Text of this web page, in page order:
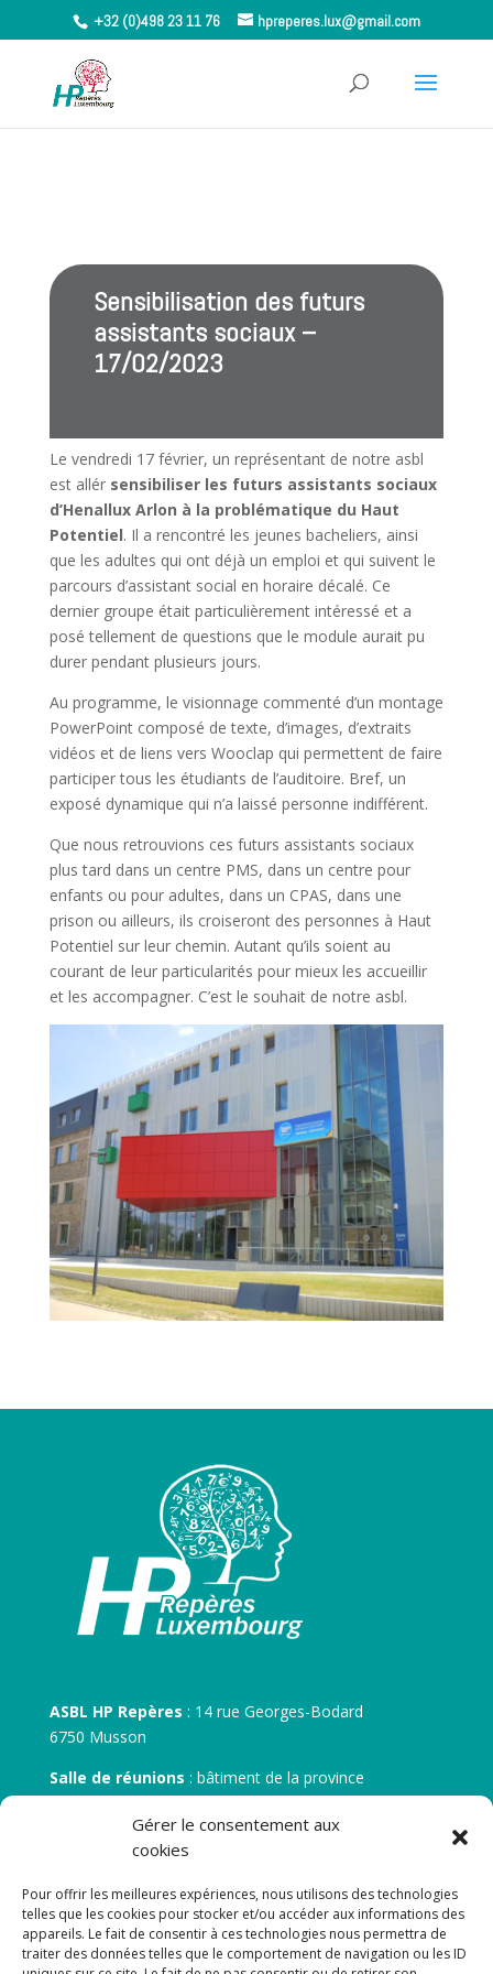
Gérer le consentement aux
cookies
Pour offrir les meilleures expériences, nous utilisons des technologies
telles que les cookies pour stocker et/ou accéder aux informations des
appareils. Le fait de consentir à ces technologies nous permettra de
traiter des données telles que le comportement de navigation ou les ID
+32 (0)498 23 11 76 hpreperes.lux@gmail.com
Sensibilisation des futurs
assistants sociaux –
17/02/2023
Le vendredi 17 février, un représentant de notre asbl
est allér sensibiliser les futurs assistants sociaux
d’Henallux Arlon à la problématique du Haut
Potentiel. Il a rencontré les jeunes bacheliers, ainsi
que les adultes qui ont déjà un emploi et qui suivent le
parcours d’assistant social en horaire décalé. Ce
dernier groupe était particulièrement intéressé et a
posé tellement de questions que le module aurait pu
durer pendant plusieurs jours.
Au programme, le visionnage commenté d’un montage
PowerPoint composé de texte, d’images, d’extraits
vidéos et de liens vers Wooclap qui permettent de faire
participer tous les étudiants de l’auditoire. Bref, un
exposé dynamique qui n’a laissé personne indifférent.
Que nous retrouvions ces futurs assistants sociaux
plus tard dans un centre PMS, dans un centre pour
enfants ou pour adultes, dans un CPAS, dans une
prison ou ailleurs, ils croiseront des personnes à Haut
Potentiel sur leur chemin. Autant qu’ils soient au
courant de leur particularités pour mieux les accueillir
et les accompagner. C’est le souhait de notre asbl.
ASBL HP Repères : 14 rue Georges-Bodard
6750 Musson
Salle de réunions : bâtiment de la province
30 rue Zénobe Gramme – 6700 Arlon
N° d’entreprise :BE 0506.746.707
N° de compte IBAN
: BE 05 7512 0751 5675